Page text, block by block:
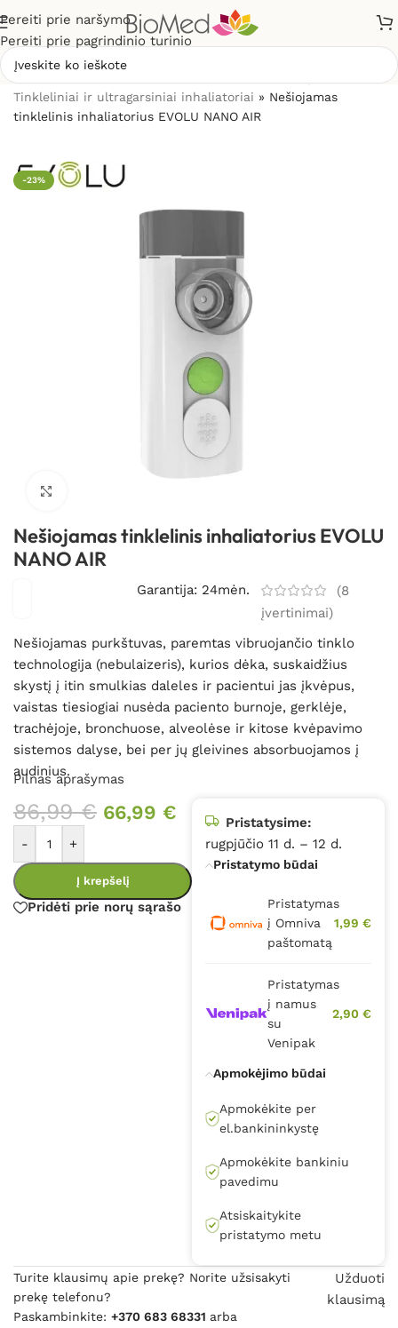
Pereiti prie naršymo
Pereiti prie pagrindinio turinio
Tinkleliniai ir ultragarsiniai inhaliatoriai » Nešiojamas
tinklelinis inhaliatorius EVOLU NANO AIR
-23%
Nešiojamas tinklelinis inhaliatorius EVOLU
NANO AIR
Garantija: 24mėn. (8
įvertinimai)
Nešiojamas purkštuvas, paremtas vibruojančio tinklo
technologija (nebulaizeris), kurios dėka, suskaidžius
skystį į itin smulkias daleles ir pacientui jas įkvėpus,
vaistas tiesiogiai nusėda paciento burnoje, gerklėje,
trachėjoje, bronchuose, alveolėse ir kitose kvėpavimo
sistemos dalyse, bei per jų gleivines absorbuojamos į
audinius.
Pilnas aprašymas
86,99€ 66,99 €
- +
Į krepšelį
Pridėti prie norų sąrašo
Pristatysime:
rugpjūčio 11 d. – 12 d.
Pristatymo būdai
Pristatymas
į Omniva
paštomatą
1,99 €
Pristatymas
į namus
su
Venipak
2,90 €
Apmokėjimo būdai
Apmokėkite per
el.bankininkystę
Apmokėkite bankiniu
pavedimu
Atsiskaitykite
pristatymo metu
Turite klausimų apie prekę? Norite užsisakyti
prekę telefonu?
Paskambinkite: +370 683 68331 arba
Užduoti
klausimą